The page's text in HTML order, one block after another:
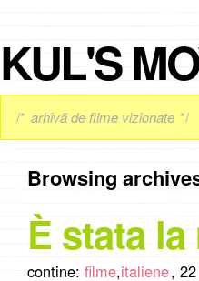
KUL'S
/* arhivă de filme vizionate */
Browsing
È stata
contine: filme,italiene,